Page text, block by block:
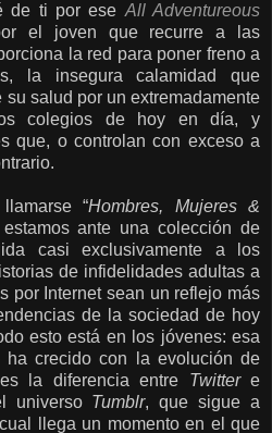
de ti por eseAll Adventureous
el joven que recurre a las
la red para poner freno a
la insegura calamidad que
salud por un extremadamente
colegios de hoy en día, y
que, o controlan con exceso a
“Hombres, Mujeres &
ante una colección de
casi exclusivamente a los
de infidelidades adultas a
por Internet sean un reflejo más
de la sociedad de hoy
esto está en los jóvenes: esa
ha crecido con la evolución de
la diferencia entre Twittere
universo Tumblr, que sigue a
llega un momento en el que